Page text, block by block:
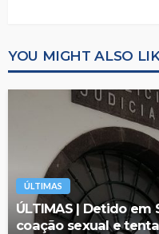
YOU MIGHT ALSO
ÚLTIMAS
ÚLTIMAS | Detido
coação sexual e